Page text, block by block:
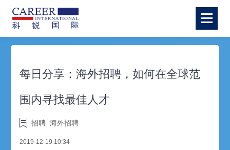
每日分享：海外招聘，如何在全球范
围内寻找最佳人才
招聘 海外招聘
2019-12-19 10:34